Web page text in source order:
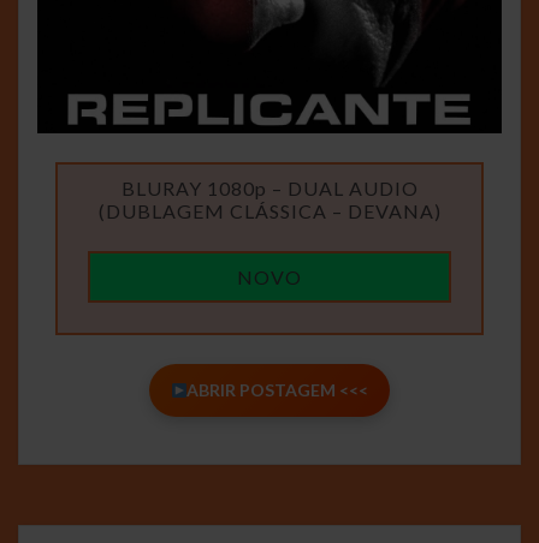
BLURAY 1080p – DUAL AUDIO
(DUBLAGEM CLÁSSICA – DEVANA)
NOVO
ABRIR POSTAGEM <<<